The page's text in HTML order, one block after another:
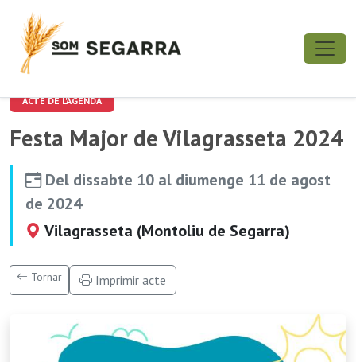
ACTE DE L'AGENDA
Festa Major de Vilagrasseta 2024
Del dissabte 10 al diumenge 11 de agost
de 2024
Vilagrasseta (Montoliu de Segarra)
Tornar Imprimir acte